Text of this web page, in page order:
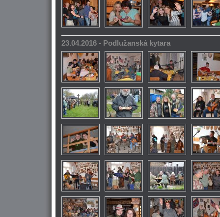
23.04.2016 - Podlužanská kytara